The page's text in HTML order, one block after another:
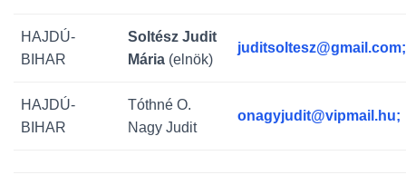
HAJDÚ-
BIHAR
Soltész Judit
Mária (elnök)
juditsoltesz@gmail.com;
HAJDÚ-
BIHAR
Tóthné O.
Nagy Judit
onagyjudit@vipmail.hu;